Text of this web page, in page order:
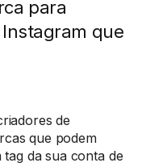
para
que
de
que podem
da sua conta de